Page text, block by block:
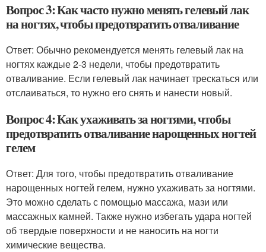
Вопрос 3: Как часто нужно менять гелевый лак
на ногтях, чтобы предотвратить отваливание
Ответ: Обычно рекомендуется менять гелевый лак на
ногтях каждые 2-3 недели, чтобы предотвратить
отваливание. Если гелевый лак начинает трескаться или
отслаиваться, то нужно его снять и нанести новый.
Вопрос 4: Как ухаживать за ногтями, чтобы
предотвратить отваливание нарощенных ногтей
гелем
Ответ: Для того, чтобы предотвратить отваливание
нарощенных ногтей гелем, нужно ухаживать за ногтями.
Это можно сделать с помощью массажа, мази или
массажных камней. Также нужно избегать удара ногтей
об твердые поверхности и не наносить на ногти
химические вещества.